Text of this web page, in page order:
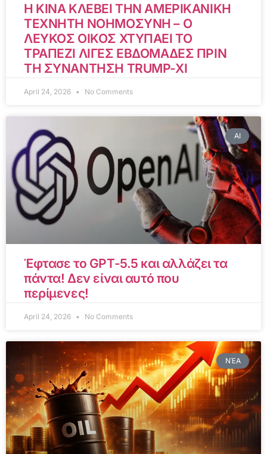
Η ΚΙΝΑ ΚΛΕΒΕΙ ΤΗΝ ΑΜΕΡΙΚΑΝΙΚΗ
ΤΕΧΝΗΤΗ ΝΟΗΜΟΣΥΝΗ – Ο
ΛΕΥΚΟΣ ΟΙΚΟΣ ΧΤΥΠΑΕΙ ΤΟ
ΤΡΑΠΕΖΙ ΛΙΓΕΣ ΕΒΔΟΜΑΔΕΣ ΠΡΙΝ
ΤΗ ΣΥΝΑΝΤΗΣΗ TRUMP-XI
April 24, 2026 No Comments
AI
Έφτασε το GPT-5.5 και αλλάζει τα
πάντα! Δεν είναι αυτό που
περίμενες!
April 24, 2026 No Comments
ΝΈΑ